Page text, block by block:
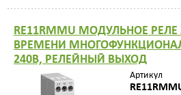
RE11RMMU МОДУЛЬНОЕ
ВРЕМЕНИ
240В, РЕЛЕЙНЫЙ ВЫХОД
Артикул